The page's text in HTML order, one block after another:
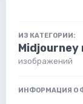
ИЗ КАТЕГОРИИ:
Midjourney
изображений
ИНФОРМАЦИЯ О